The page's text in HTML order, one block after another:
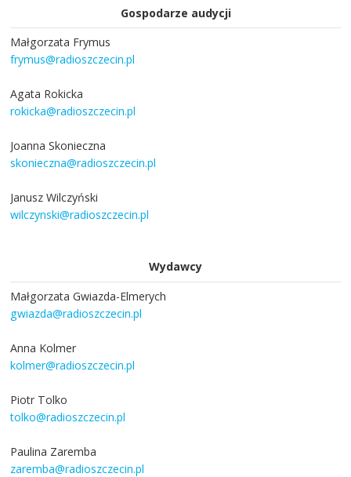
Gospodarze audycji
Małgorzata Frymus
frymus@radioszczecin.pl
Agata Rokicka
rokicka@radioszczecin.pl
Joanna Skonieczna
skonieczna@radioszczecin.pl
Janusz Wilczyński
wilczynski@radioszczecin.pl
Wydawcy
Małgorzata Gwiazda-Elmerych
gwiazda@radioszczecin.pl
Anna Kolmer
kolmer@radioszczecin.pl
Piotr Tolko
tolko@radioszczecin.pl
Paulina Zaremba
zaremba@radioszczecin.pl